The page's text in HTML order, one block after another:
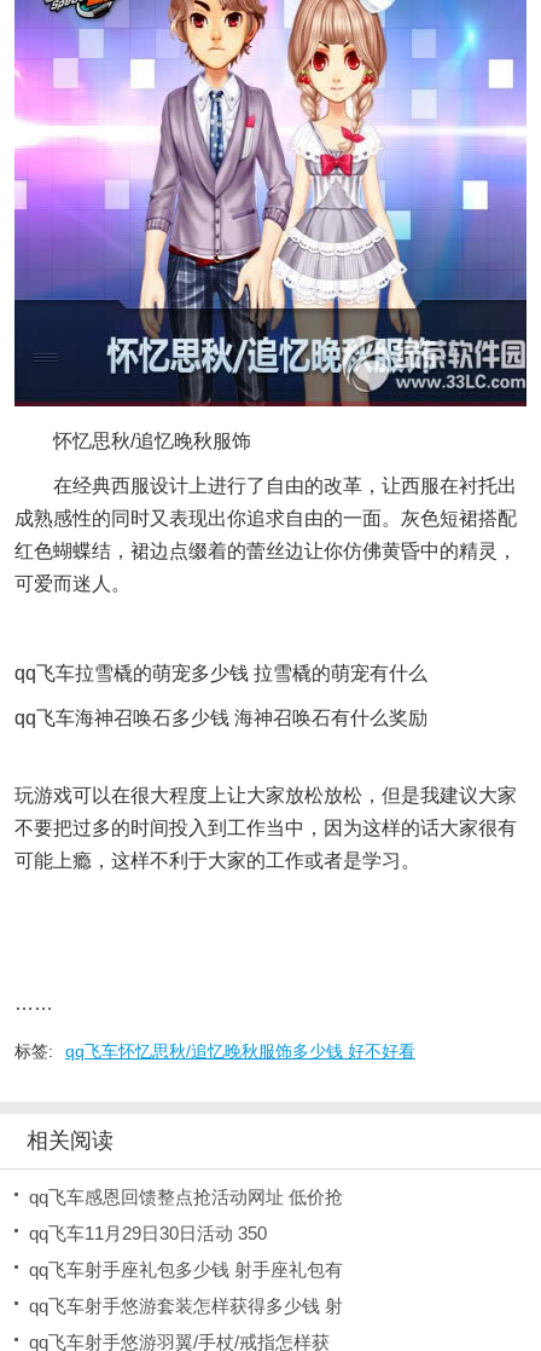
怀忆思秋/追忆晚秋服饰
在经典西服设计上进行了自由的改革，让西服在衬托出
成熟感性的同时又表现出你追求自由的一面。灰色短裙搭配
红色蝴蝶结，裙边点缀着的蕾丝边让你仿佛黄昏中的精灵，
可爱而迷人。
qq飞车拉雪橇的萌宠多少钱 拉雪橇的萌宠有什么
qq飞车海神召唤石多少钱 海神召唤石有什么奖励
玩游戏可以在很大程度上让大家放松放松，但是我建议大家
不要把过多的时间投入到工作当中，因为这样的话大家很有
可能上瘾，这样不利于大家的工作或者是学习。
……
标签: qq飞车怀忆思秋/追忆晚秋服饰多少钱 好不好看
相关阅读
qq飞车感恩回馈整点抢活动网址 低价抢
qq飞车11月29日30日活动 350
qq飞车射手座礼包多少钱 射手座礼包有
qq飞车射手悠游套装怎样获得多少钱 射
qq飞车射手悠游羽翼/手杖/戒指怎样获